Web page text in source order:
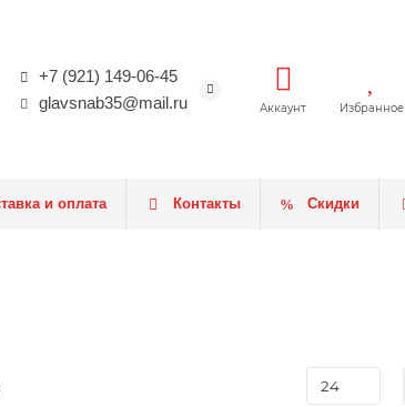
+7 (921) 149-06-45
glavsnab35@mail.ru
Аккаунт Избранное
и оплата Контакты Скидки